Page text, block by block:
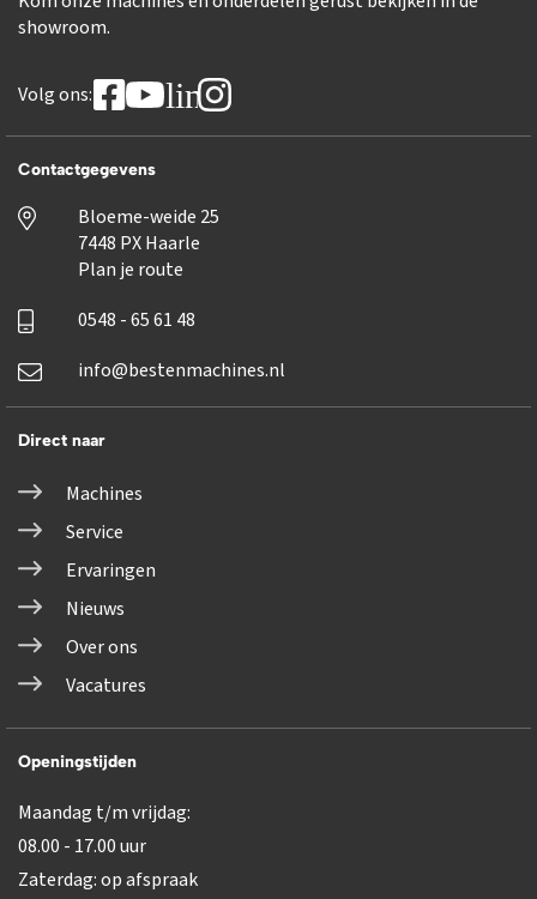
showroom.
Volg ons: linkedin
Contactgegevens
Bloeme-weide 25
7448 PX Haarle
Plan je route
0548 - 65 61 48
info@bestenmachines.nl
Direct naar
Machines
Service
Ervaringen
Nieuws
Over ons
Vacatures
Openingstijden
Maandag t/m vrijdag:
08.00 - 17.00 uur
Zaterdag: op afspraak